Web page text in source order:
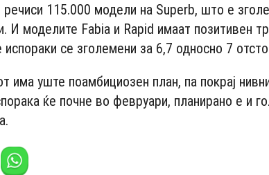
речиси 115.000 модели на Superb, што е
И моделите Fabia и Rapid имаат позитивен
се зголемени за 6,7 односно 7
има уште поамбициозен план, па покрај
ќе почне во февруари, планирано е и